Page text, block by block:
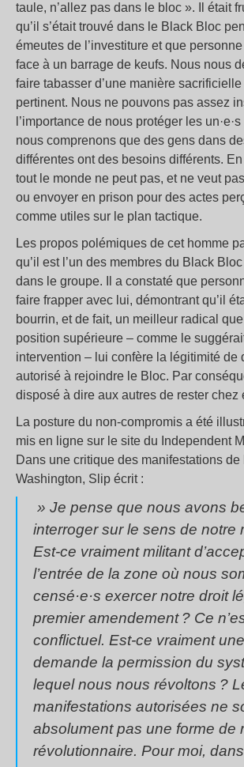
taule, n’allez pas dans le bloc ». Il était
qu’il s’était trouvé dans le Black Bloc
émeutes de l’investiture et que
face à un barrage de keufs. Nous nous
faire tabasser d’une manière
pertinent. Nous ne pouvons pas assez
l’importance de nous protéger les
nous comprenons que des gens dans
différentes ont des besoins différents. En
tout le monde ne peut pas, et ne veut
ou envoyer en prison pour des actes
comme utiles sur le plan tactique.
Les propos polémiques de cet homme
qu’il est l’un des membres du Black
dans le groupe. Il a constaté que
faire frapper avec lui, démontrant qu’il
bourrin, et de fait, un meilleur radical
position supérieure – comme le
intervention – lui confère la légitimité de
autorisé à rejoindre le Bloc. Par
disposé à dire aux autres de rester chez
La posture du non-compromis a été
mis en ligne sur le site du Independent
Dans une critique des manifestations de
Washington, Slip écrit :
» Je pense que nous avons
interroger sur le sens de notre
Est-ce vraiment militant
l’entrée de la zone où nous
censé·e·s exercer notre droit
premier amendement ? Ce
conflictuel. Est-ce vraiment
demande la permission du
lequel nous nous révoltons ?
manifestations autorisées ne
absolument pas une forme de
révolutionnaire. Pour moi,